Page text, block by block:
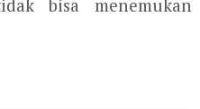
bisa menemukan